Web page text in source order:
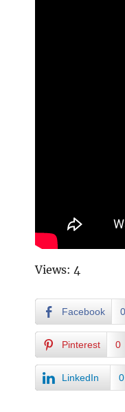
Views: 4
Facebook 0
Pinterest 0
LinkedIn 0